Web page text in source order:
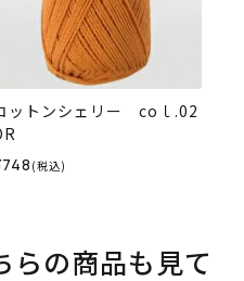
ットンシェリー coｌ.02
(税込)
らの商品も見て